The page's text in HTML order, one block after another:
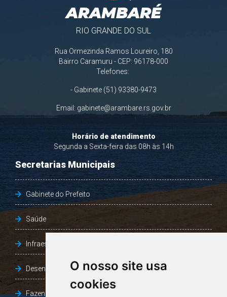
O nosso site usa
cookies
ARAMBARÉ
RIO GRANDE DO SUL
Rua Ormezinda Ramos Loureiro, 180
Bairro Caramuru - CEP: 96178-000
Telefones:
- Gabinete (51) 93380-9473
Email: gabinete@arambare.rs.gov.br
Horário de atendimento
Segunda a Sexta-feira das 08h às 14h
Secretarias Municipais
Gabinete do Prefeito
Saúde
Infraestrutura, Agricultura e Meio Ambiente
Desenvolvimento Social
Fazenda e Desenvolvimento Econômico